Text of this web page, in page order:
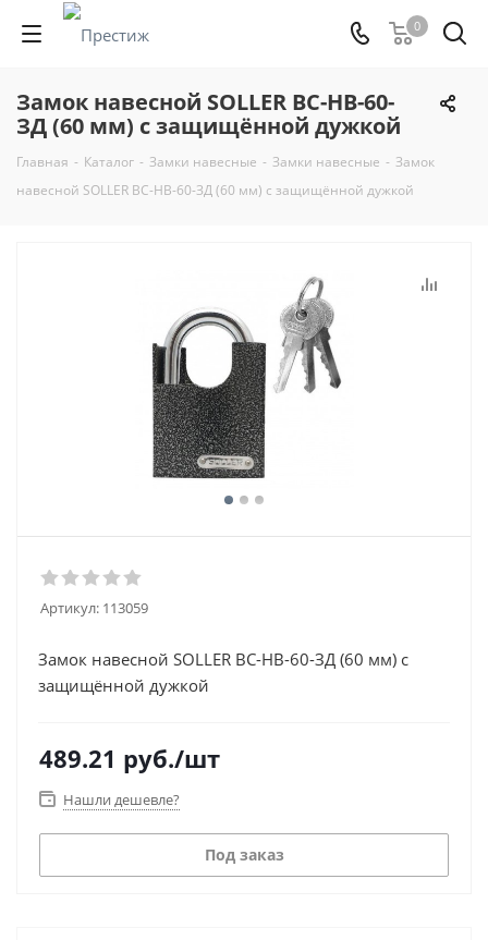
0
Замок навесной SOLLER ВС-HB-60-
ЗД (60 мм) с защищённой дужкой
Главная - Каталог - Замки навесные - Замки навесные - Замок
навесной SOLLER ВС-HB-60-ЗД (60 мм) с защищённой дужкой
Артикул: 113059
Замок навесной SOLLER ВС-HB-60-ЗД (60 мм) с
защищённой дужкой
489.21 руб./шт
Нашли дешевле?
Под заказ